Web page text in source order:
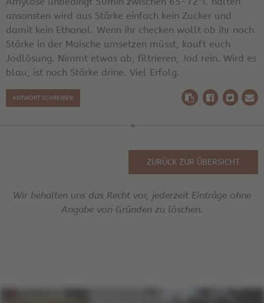
ansonsten wird aus Stärke einfach kein Zucker und
damit kein Ethanol. Wenn ihr checken wollt ob ihr noch
Stärke in der Maische umsetzen müsst, kauft euch
Jodlösung. Nimmt etwas ab, filtrieren, Jod rein. Wird es
blau, ist noch Stärke drine. Viel Erfolg.
ANTWORT SCHREIBEN
ZURÜCK ZUR ÜBERSICHT
Wir behalten uns das Recht vor, jederzeit Einträge ohne
Angabe von Gründen zu löschen.